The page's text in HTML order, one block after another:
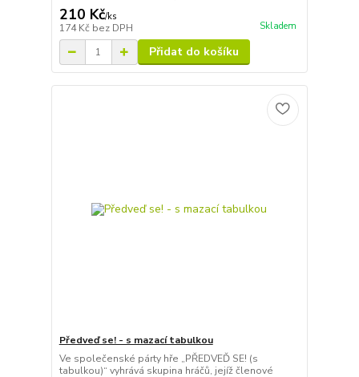
210 Kč/ks
174 Kč bez DPH Skladem
Přidat do košíku
Předveď se! - s mazací tabulkou
Ve společenské párty hře „PŘEDVEĎ SE! (s
tabulkou)“ vyhrává skupina hráčů, jejíž členové